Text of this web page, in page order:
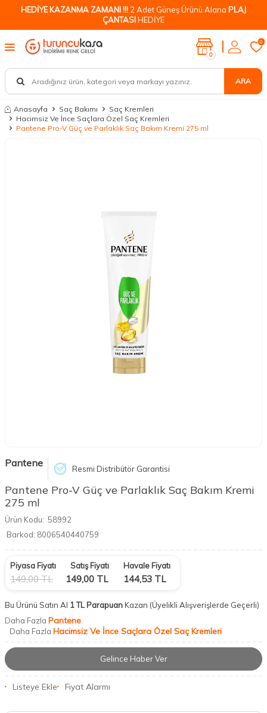
HEDİYE KAZANMA ZAMANI !!! 2 Adet Güneş Ürünü Alana PLAJ
ÇANTASIHEDİYE
ARA
0
0
Anasayfa Saç Bakımı
Saç Kremleri
Hacimsiz Ve İnce Saçlara Özel Saç Kremleri
Pantene Pro-V Güç ve Parlaklık Saç Bakım Kremi 275 ml
Pantene Resmi Distribütör Garantisi
Pantene Pro-V Güç ve Parlaklık Saç Bakım Kremi
275 ml
Ürün Kodu: 58992
Barkod: 8006540440759
Piyasa Fiyatı
149,00TL
Satış Fiyatı
149,00 TL
Havale Fiyatı
144,53 TL
Bu Ürünü Satın Al 1 TL ParapuanKazan (Üyelikli Alışverişlerde Geçerli)
Daha Fazla Pantene
Daha Fazla Hacimsiz Ve İnce Saçlara Özel Saç Kremleri
Gelince Haber Ver
Listeye Ekle Fiyat Alarmı